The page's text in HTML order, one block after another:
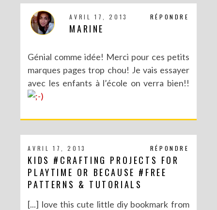
RÉPONDRE
AVRIL 17, 2013
MARINE
Génial comme idée! Merci pour ces petits
marques pages trop chou! Je vais essayer
avec les enfants à l’école on verra bien!!
RÉPONDRE
AVRIL 17, 2013
KIDS #CRAFTING PROJECTS FOR
PLAYTIME OR BECAUSE #FREE
PATTERNS & TUTORIALS
[...] love this cute little diy bookmark from